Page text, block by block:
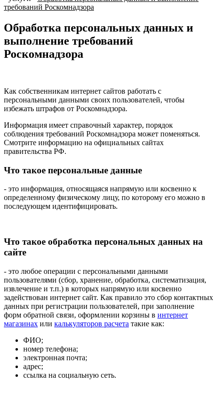
требований Роскомнадзора
Обработка персональных данных и
выполнение требований
Роскомнадзора
Как собственникам интернет сайтов работать с
персональными данными своих пользователей, чтобы
избежать штрафов от Роскомнадзора.
Информация имеет справочный характер, порядок
соблюдения требований Роскомнадзора может поменяться.
Смотрите информацию на официальных сайтах
правительства РФ.
Что такое персональные данные
- это информация, относящаяся напрямую или косвенно к
определенному физическому лицу, по которому его можно в
последующем идентифицировать.
Что такое обработка персональных данных на
сайте
- это любое операции с персональными данными
пользователями (сбор, хранение, обработка, систематизация,
извлечение и т.п.) в которых напрямую или косвенно
задействован интернет сайт. Как правило это сбор контактных
данных при регистрации пользователей, при заполнение
форм обратной связи, оформлении корзины в интернет
магазинах или калькуляторов расчета такие как:
ФИО;
номер телефона;
электронная почта;
адрес;
ссылка на социальную сеть.